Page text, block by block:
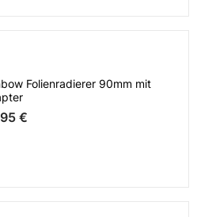
Folienradierer 90mm mit
€